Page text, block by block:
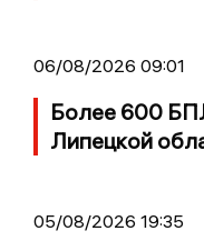
06/08/2026 09:01
Более 600
Липецкой
05/08/2026 19:35